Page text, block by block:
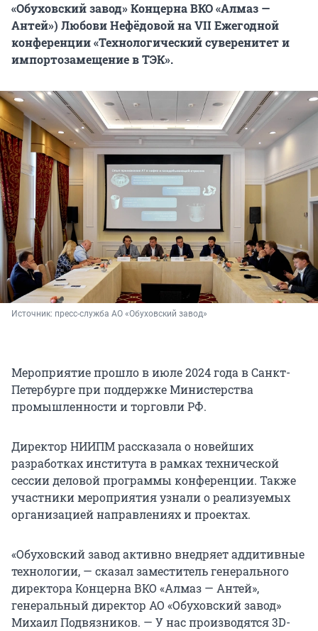
«Обуховский завод» Концерна ВКО «Алмаз —
Антей») Любови Нефёдовой на VII Ежегодной
конференции «Технологический суверенитет и
импортозамещение в ТЭК».
Источник: пресс-служба АО «Обуховский завод»
Мероприятие прошло в июле 2024 года в Санкт-
Петербурге при поддержке Министерства
промышленности и торговли РФ.
Директор НИИПМ рассказала о новейших
разработках института в рамках технической
сессии деловой программы конференции. Также
участники мероприятия узнали о реализуемых
организацией направлениях и проектах.
«Обуховский завод активно внедряет аддитивные
технологии, — сказал заместитель генерального
директора Концерна ВКО «Алмаз — Антей»,
генеральный директор АО «Обуховский завод»
Михаил Подвязников. — У нас производятся 3D-